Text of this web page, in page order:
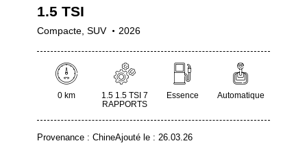
1.5 TSI
Compacte,SUV 2026
0 km
1.5 1.5 TSI 7
RAPPORTS
Essence Automatique
Provenance : ChineAjouté le : 26.03.26